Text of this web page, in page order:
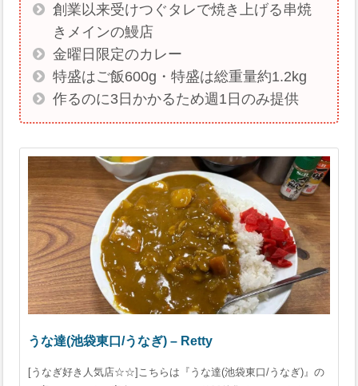
創業以来受けつぐタレで焼き上げる串焼
きメインの鰻店
金曜日限定のカレー
特盛はご飯600g・特盛は総重量約1.2kg
作るのに3日かかるため週1日のみ提供
うな達(池袋東口/うなぎ) – Retty
[うなぎ好き人気店☆☆]こちらは『うな達(池袋東口/うなぎ)』の